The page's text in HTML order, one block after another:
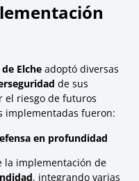
Elcheadoptó diversas
de sus
el riesgo de futuros
implementadas fueron:
en profundidad
la implementación de
, integrando varias